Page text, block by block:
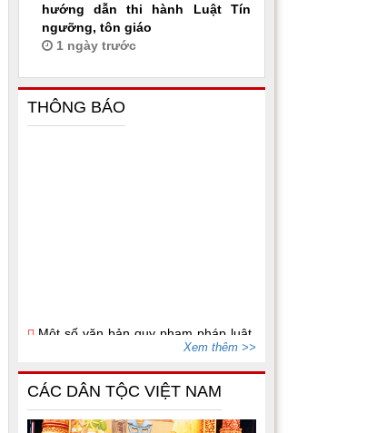
hướng dẫn thi hành Luật Tín
ngưỡng, tôn giáo
1 ngày trước
THÔNG BÁO
giáo (15/07/2026)
Bộ Dân tộc và Tôn giáo ban hành
Thông tư số 02/2026/TT-BDTTG
(10/06/2026)
Xem thêm >>
CÁC DÂN TỘC VIỆT NAM